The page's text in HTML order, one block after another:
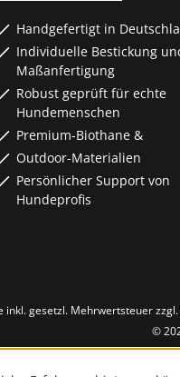
Handgefertigt in
Individuelle Bestickung
Maßanfertigung
Robust geprüft für echte
Hundemenschen
Premium-Biothane &
Outdoor-Materialien
Persönlicher Support von
Hundeprofis
inkl. gesetzl. Mehrwertsteuer zzgl.
©